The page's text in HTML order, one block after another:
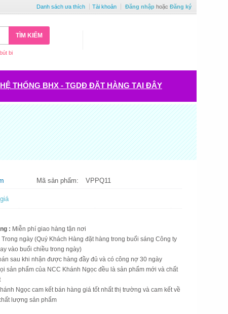
Danh sách ưa thích Tài khoản Đăng nhập hoặc Đăng ký
TÌM KIẾM
bút bi
HỆ THỐNG BHX - TGDĐ ĐẶT HÀNG TẠI ĐÂY
Mã sản phẩm: VPPQ11
: Miễn phí giao hàng tận nơi
Trong ngày (Quý Khách Hàng đặt hàng trong buổi sáng Công ty
vào buổi chiều trong ngày)
sau khi nhận được hàng đầy đủ và có công nợ 30 ngày
sản phẩm của NCC Khánh Ngọc đều là sản phẩm mới và chất
Ngọc cam kết bán hàng giá tốt nhất thị trường và cam kết về
lượng sản phẩm